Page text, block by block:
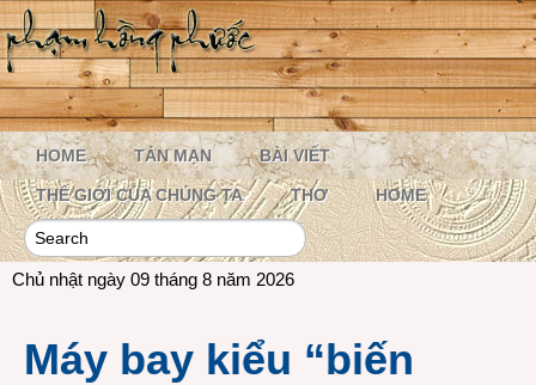
HOME TẢN MẠN BÀI VIẾT
THẾ GIỚI CỦA CHÚNG TA THƠ HOME
Chủ nhật ngày 09 tháng 8 năm 2026
Máy bay kiểu “biến